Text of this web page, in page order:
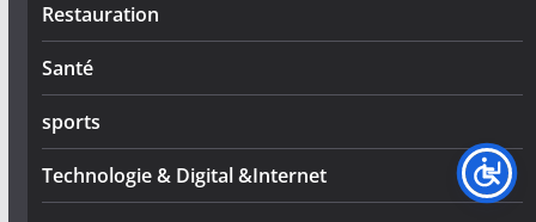
Restauration
Santé
sports
Technologie & Digital &Internet